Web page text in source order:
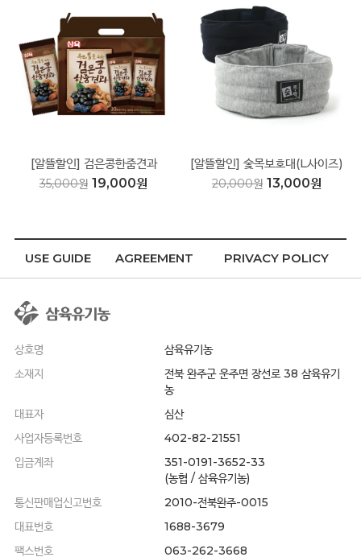
[알뜰할인] 검은콩한줌견과
25gX30봉
35,000원 19,000원
[알뜰할인] 숯목보호대(L사이즈)
20,000원 13,000원
USE GUIDE AGREEMENT PRIVACY POLICY
상호명
삼육유기농
소재지
전북 완주군 운주면 장선로 38 삼육유기
농
대표자
심산
사업자등록번호
402-82-21551
입금계좌
351-0191-3652-33
(농협 / 삼육유기농)
통신판매업신고번호
2010-전북완주-0015
대표번호
1688-3679
팩스번호
063-262-3668